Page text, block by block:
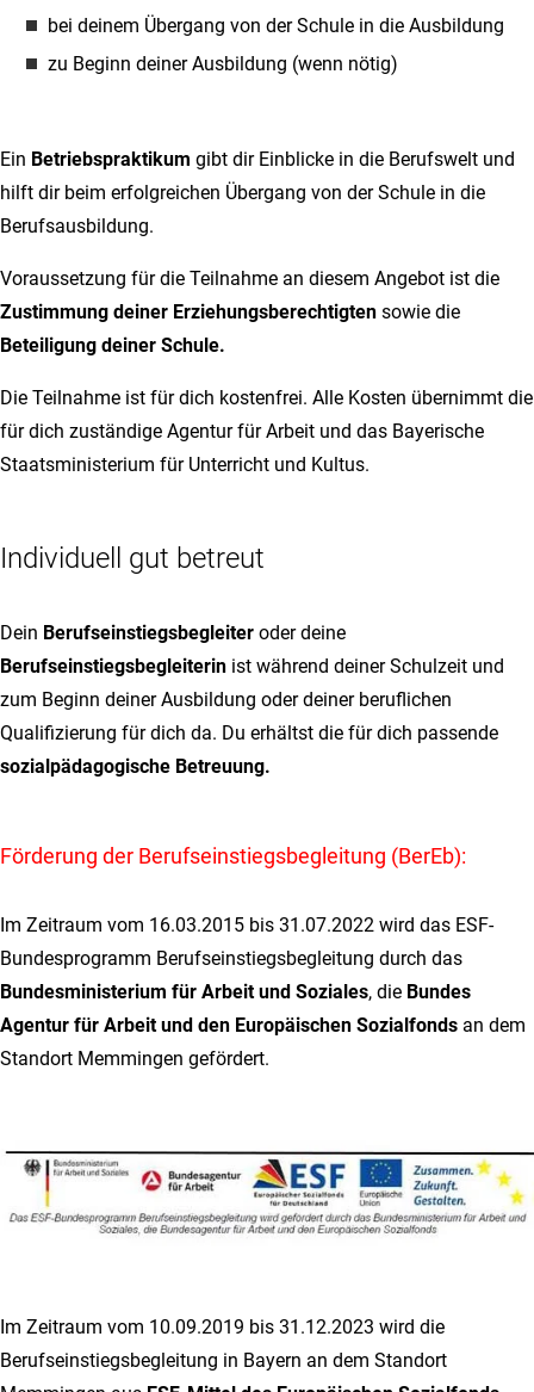
bei deinem Übergang von der Schule in die Ausbildung
zu Beginn deiner Ausbildung (wenn nötig)
Ein Betriebspraktikum gibt dir Einblicke in die Berufswelt und
hilft dir beim erfolgreichen Übergang von der Schule in die
Berufsausbildung.
Voraussetzung für die Teilnahme an diesem Angebot ist die
Zustimmung deiner Erziehungsberechtigten sowie die
Beteiligung deiner Schule.
Die Teilnahme ist für dich kostenfrei. Alle Kosten übernimmt die
für dich zuständige Agentur für Arbeit und das Bayerische
Staatsministerium für Unterricht und Kultus.
Individuell gut betreut
Dein Berufseinstiegsbegleiter oder deine
Berufseinstiegsbegleiterin ist während deiner Schulzeit und
zum Beginn deiner Ausbildung oder deiner beruflichen
Qualifizierung für dich da. Du erhältst die für dich passende
sozialpädagogische Betreuung.
Förderung der Berufseinstiegs­begleitung (BerEb):
Im Zeitraum vom 16.03.2015 bis 31.07.2022 wird das ESF-
Bundesprogramm Berufseinstiegsbegleitung durch das
Bundesministerium für Arbeit und Soziales, die Bundes
Agentur für Arbeit und den Europäischen Sozialfonds an dem
Standort Memmingen gefördert.
Im Zeitraum vom 10.09.2019 bis 31.12.2023 wird die
Berufseinstiegsbegleitung in Bayern an dem Standort